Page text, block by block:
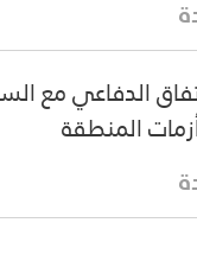
الدفاعي مع
المنطقة